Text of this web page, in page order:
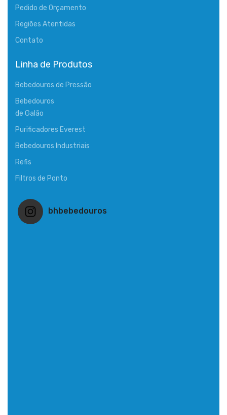
Pedido de Orçamento
Regiões Atentidas
Contato
Linha de Produtos
Bebedouros de Pressão
Bebedouros
de Galão
Purificadores Everest
Bebedouros Industriais
Refis
Filtros de Ponto
bhbebedouros